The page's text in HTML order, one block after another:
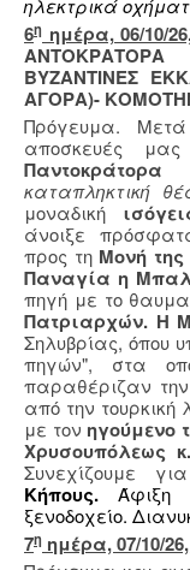
ηλεκτρικά
6η ημέρα, 06/10/
ΑΝΤΟΚΡΑΤΟΡΑ
ΒΥΖΑΝΤΙΝΕΣ
ΑΓΟΡΑ)-
Πρόγευμα.
αποσκευές
Παντοκράτορα
καταπληκτική
μοναδική
άνοιξε
προς τη Μονή
Παναγία η
πηγή με το
Πατριαρχών. Η
Σηλυβρίας, όπου
πηγών", στα
παραθέριζαν
από την
με τον ηγούμενο
Χρυσουπόλεως
Συνεχίζουμε
Κήπους. Άφιξη
ξενοδοχείο.
7η ημέρα, 07/10/